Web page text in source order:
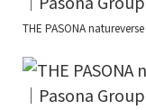
THE PASONA